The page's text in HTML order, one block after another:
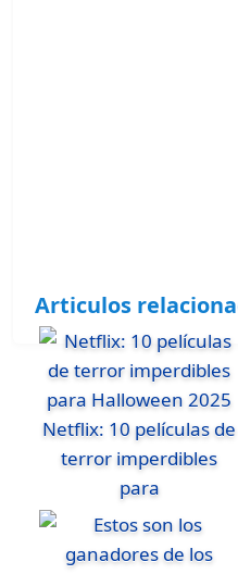
Articulos
Netflix: 10 películas de
terror imperdibles
para